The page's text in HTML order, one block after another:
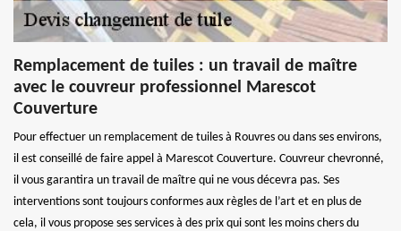
Remplacement de tuiles : un travail de maître
avec le couvreur professionnel Marescot
Couverture
Pour effectuer un remplacement de tuiles à Rouvres ou dans ses environs,
il est conseillé de faire appel à Marescot Couverture. Couvreur chevronné,
il vous garantira un travail de maître qui ne vous décevra pas. Ses
interventions sont toujours conformes aux règles de l’art et en plus de
cela, il vous propose ses services à des prix qui sont les moins chers du